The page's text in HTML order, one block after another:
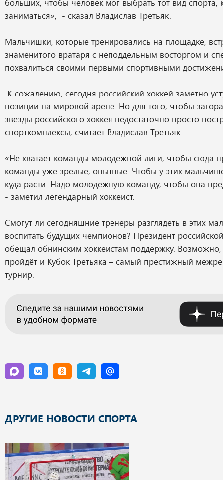
больших, чтобы человек мог выбрать тот вид спорта,
заниматься», - сказал Владислав Третьяк.
Мальчишки, которые тренировались на площадке,
знаменитого вратаря с неподдельным восторгом и
похвалиться своими первыми спортивными
К сожалению, сегодня российский хоккей заметно
позиции на мировой арене. Но для того, чтобы
звёзды российского хоккея недостаточно просто
спорткомплексы, считает Владислав Третьяк.
«Не хватает команды молодёжной лиги, чтобы сюда
команды уже зрелые, опытные. Чтобы у этих
куда расти. Надо молодёжную команду, чтобы она
- заметил легендарный хоккеист.
Смогут ли сегодняшние тренеры разглядеть в этих
воспитать будущих чемпионов? Президент
обещал обнинским хоккеистам поддержку. Возможно,
пройдёт и Кубок Третьяка – самый престижный
турнир.
ДРУГИЕ НОВОСТИ СПОРТА